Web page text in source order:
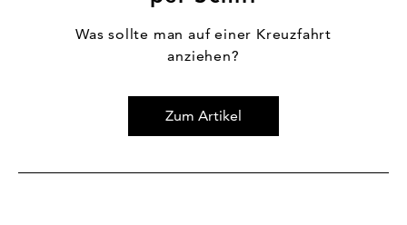
Was sollte man auf einer Kreuzfahrt
anziehen?
Zum Artikel